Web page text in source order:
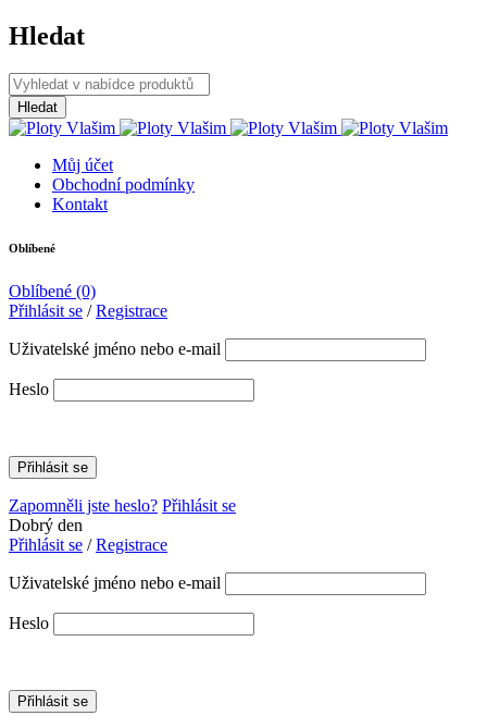
Hledat
Můj účet
Obchodní podmínky
Kontakt
Oblíbené
Oblíbené (0)
Přihlásit se /Registrace
Uživatelské jméno nebo e-mail
Heslo
Zapomněli jste heslo? Přihlásit se
Dobrý den
Přihlásit se /Registrace
Uživatelské jméno nebo e-mail
Heslo